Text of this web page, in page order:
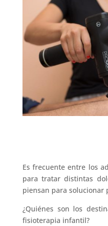
Es frecuente entre los
para tratar distintas
piensan para solucionar
¿Quiénes son los
fisioterapia infantil?